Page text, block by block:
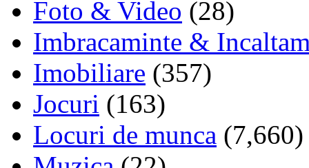
Foto & Video (28)
Imbracaminte &
Imobiliare (357)
Jocuri (163)
Locuri de munca (7,660)